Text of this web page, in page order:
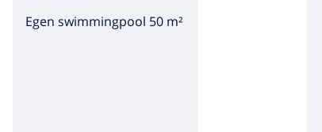
Egen swimmingpool 50 m²